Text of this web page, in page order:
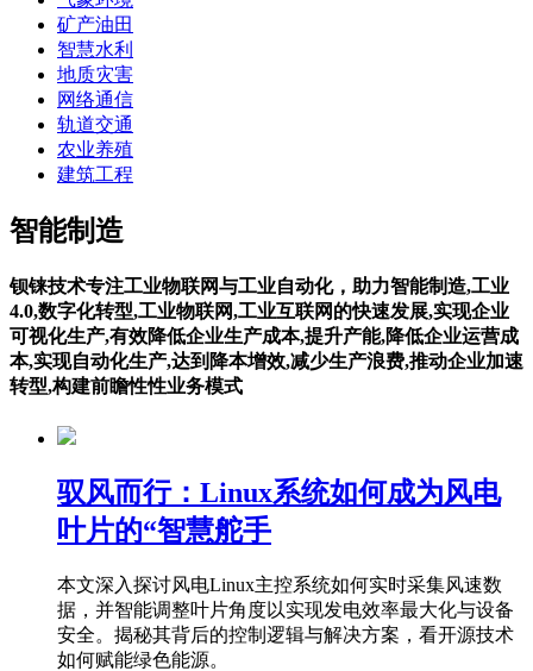
矿产油田
智慧水利
地质灾害
网络通信
轨道交通
农业养殖
建筑工程
智能制造
钡铼技术专注工业物联网与工业自动化，助力智能制造,工业
4.0,数字化转型,工业物联网,工业互联网的快速发展,实现企业
可视化生产,有效降低企业生产成本,提升产能,降低企业运营成
本,实现自动化生产,达到降本增效,减少生产浪费,推动企业加速
转型,构建前瞻性性业务模式
驭风而行：Linux系统如何成为风电
叶片的“智慧舵手
本文深入探讨风电Linux主控系统如何实时采集风速数
据，并智能调整叶片角度以实现发电效率最大化与设备
安全。揭秘其背后的控制逻辑与解决方案，看开源技术
如何赋能绿色能源。